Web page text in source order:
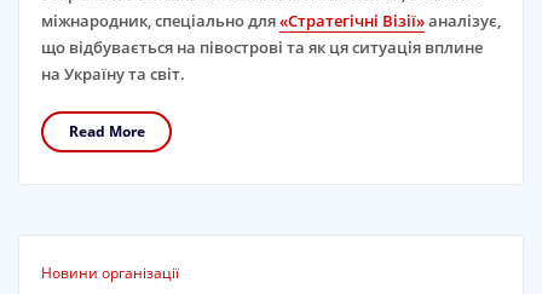
міжнародник, спеціально для«Стратегічні Візії»аналізує,
що відбувається на півострові та як ця ситуація вплине
на Україну та світ.
Read More
Новини організації